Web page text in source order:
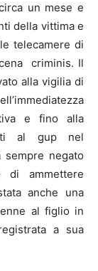
un mese e
della vittima e
telecamere di
criminis. Il
alla vigilia di
e fino alla
al gup nel
sempre negato
di ammettere
anche una
al figlio in
a sua